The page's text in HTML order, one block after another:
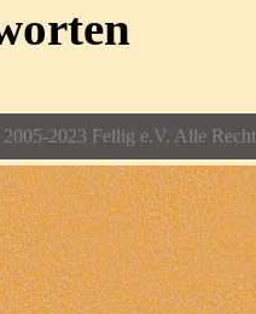
2023 Fellig e.V. Alle